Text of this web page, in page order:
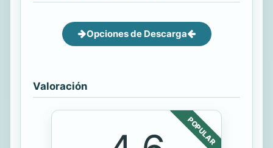
Opciones de Descarga
Valoración
POPULAR